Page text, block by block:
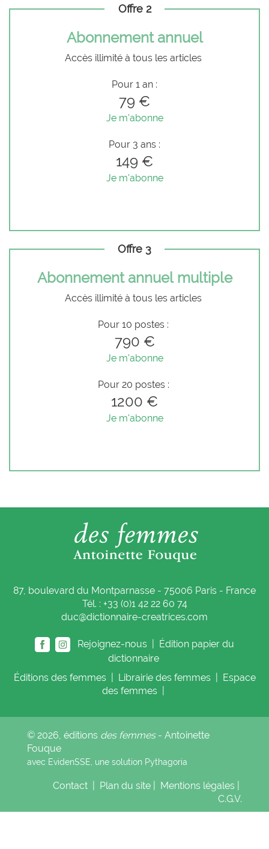
Offre 2
Abonnement annuel
Accès illimité à tous les articles
Pour 1 an :
79 €
Je m'abonne
Pour 3 ans :
149 €
Je m'abonne
Offre 3
Abonnement annuel multiple
Accès illimité à tous les articles
Pour 10 postes :
790 €
Je m'abonne
Pour 20 postes :
1200 €
Je m'abonne
87, boulevard du Montparnasse - 75006 Paris - France
Tél. : +33 (0)1 42 22 60 74
duc@dictionnaire-creatrices.com
Rejoignez-nous |
Édition papier du
dictionnaire
Éditions des femmes Librairie des femmes
Espace
des femmes
© 2026, éditions des femmes- Antoinette
Fouque
avec EvidenSSE, une solution Pythagoria
Contact Plan du site Mentions légales
C.G.V.